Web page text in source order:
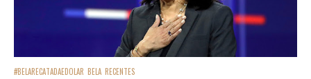
#BELARECATADAEDOLAR BELA RECENTES